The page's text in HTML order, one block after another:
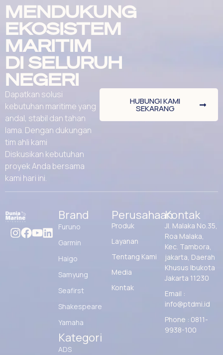
MENDUKUNG
EKOSISTEM
MARITIM
DI SELURUH
NEGERI
Dapatkan solusi
kebutuhan maritime yang
andal, stabil dan tahan
lama. Dengan dukungan
tim ahli kami
Diskusikan kebutuhan
proyek Anda bersama
kami hari ini.
HUBUNGI KAMI
SEKARANG
Brand
Furuno
Garmin
Haigo
Samyung
Seafirst
Shakespeare
Yamaha
Kategori
ADS
Perusahaan
Produk
Layanan
Tentang Kami
Media
Kontak
Kontak
Jl. Malaka No.35,
Roa Malaka,
Kec. Tambora,
jakarta, Daerah
Khusus Ibukota
Jakarta 11230
Email :
info@ptdmi.id
Phone : 0811-
9938-100